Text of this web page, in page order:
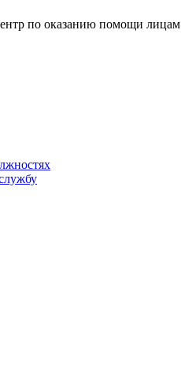
по оказанию помощи лицам